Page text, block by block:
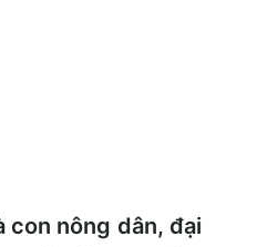
con nông dân, đại